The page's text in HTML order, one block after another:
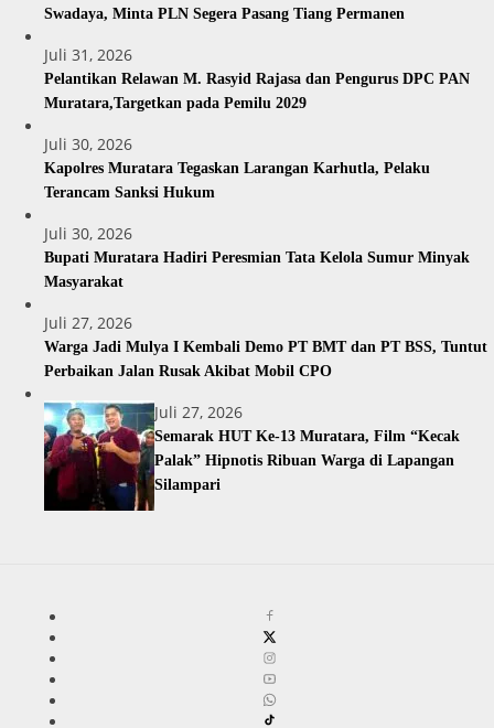
Swadaya, Minta PLN Segera Pasang Tiang Permanen
Juli 31, 2026
Pelantikan Relawan M. Rasyid Rajasa dan Pengurus DPC PAN
Muratara,Targetkan pada Pemilu 2029
Juli 30, 2026
Kapolres Muratara Tegaskan Larangan Karhutla, Pelaku
Terancam Sanksi Hukum
Juli 30, 2026
Bupati Muratara Hadiri Peresmian Tata Kelola Sumur Minyak
Masyarakat
Juli 27, 2026
Warga Jadi Mulya I Kembali Demo PT BMT dan PT BSS, Tuntut
Perbaikan Jalan Rusak Akibat Mobil CPO
Juli 27, 2026
Semarak HUT Ke-13 Muratara, Film “Kecak
Palak” Hipnotis Ribuan Warga di Lapangan
Silampari